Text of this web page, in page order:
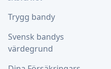
Trygg bandy
Svensk bandys
värdegrund